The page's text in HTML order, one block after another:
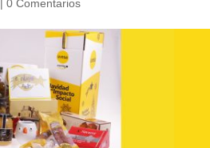
| 0 Comentarios